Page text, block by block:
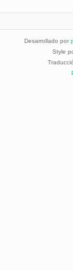
Desarrollado por
Style